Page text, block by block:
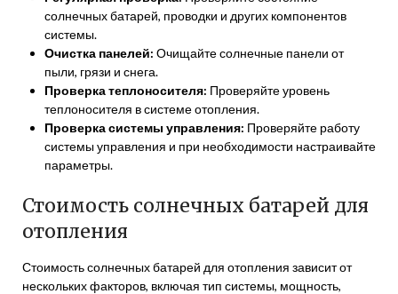
солнечных батарей, проводки и других компонентов
системы.
Очистка панелей: Очищайте солнечные панели от
пыли, грязи и снега.
Проверка теплоносителя: Проверяйте уровень
теплоносителя в системе отопления.
Проверка системы управления: Проверяйте работу
системы управления и при необходимости настраивайте
параметры.
Стоимость солнечных батарей для
отопления
Стоимость солнечных батарей для отопления зависит от
нескольких факторов, включая тип системы, мощность,